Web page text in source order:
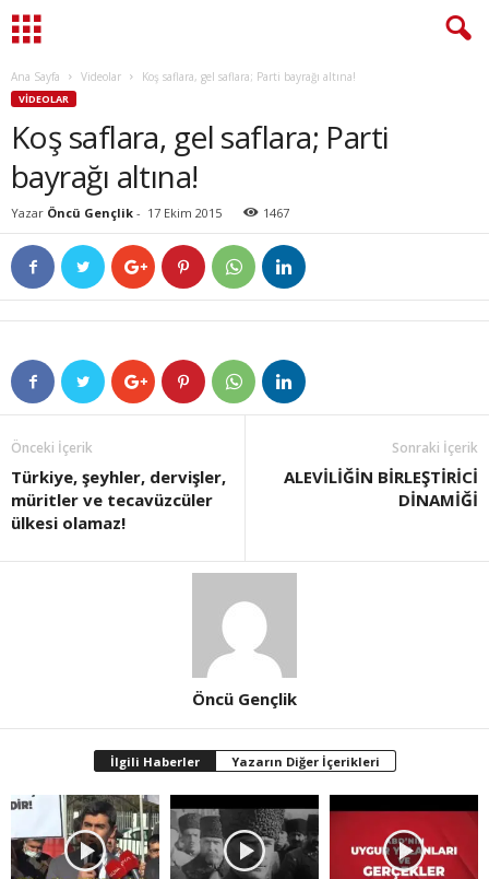
Ana Sayfa Videolar Koş saflara, gel saflara; Parti bayrağı altına!
VIDEOLAR
Koş saflara, gel saflara; Parti
bayrağı altına!
Yazar Öncü Gençlik - 17 Ekim 2015 1467
Önceki İçerik
Türkiye, şeyhler, dervişler,
müritler ve tecavüzcüler
ülkesi olamaz!
Sonraki İçerik
ALEVİLİĞİN BİRLEŞTİRİCİ
DİNAMİĞİ
Öncü Gençlik
İlgili Haberler Yazarın Diğer İçerikleri